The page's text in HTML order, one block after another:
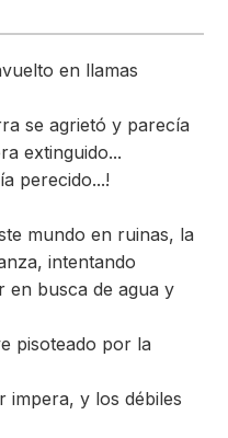
en llamas
se agrietó y parecía
extinguido...
perecido...!
mundo en ruinas, la
intentando
en busca de agua y
pisoteado por la
impera, y los débiles